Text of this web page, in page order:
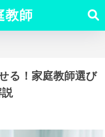
教師
る！家庭教師選び